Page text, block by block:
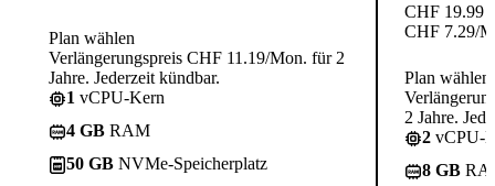
Plan wählen
Verlängerungspreis CHF 11.19/Mon. für 2
Jahre. Jederzeit kündbar.
1 vCPU-Kern
4 GB RAM
50 GB NVMe-Speicherplatz
CHF 19.99
CHF 7.29/
Plan wählen
2 Jahre.
2 vCPU-
8 GB